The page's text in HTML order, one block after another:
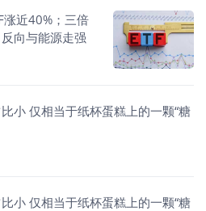
涨近40%；三倍
向与能源走强
小 仅相当于纸杯蛋糕上的一颗“糖
小 仅相当于纸杯蛋糕上的一颗“糖